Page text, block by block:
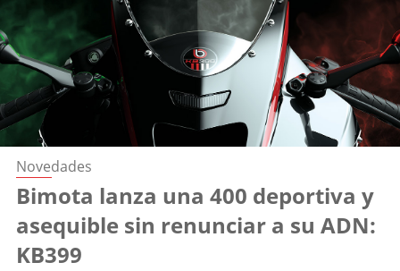
Novedades
Bimota lanza una 400 deportiva y
asequible sin renunciar a su ADN:
KB399